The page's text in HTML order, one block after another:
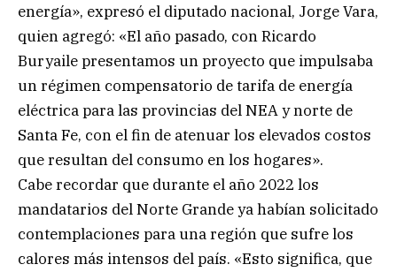
energía», expresó el diputado nacional, Jorge Vara,
quien agregó: «El año pasado, con Ricardo
Buryaile presentamos un proyecto que impulsaba
un régimen compensatorio de tarifa de energía
eléctrica para las provincias del NEA y norte de
Santa Fe, con el fin de atenuar los elevados costos
que resultan del consumo en los hogares».
Cabe recordar que durante el año 2022 los
mandatarios del Norte Grande ya habían solicitado
contemplaciones para una región que sufre los
calores más intensos del país. «Esto significa, que